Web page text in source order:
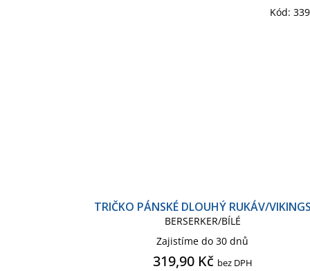
TRIČKO PÁNSKÉ DLOUHÝ RUKÁV/VIKINGS
BERSERKER/BÍLÉ
Zajistíme do 30 dnů
319,90 Kč bez DPH
Kód: